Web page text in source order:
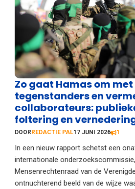
Zo gaat Hamas om met
tegenstanders en
collaborateurs:
foltering en
DOOR REDACTIE PAL17 JUNI 2026 1
In een nieuw rapport schetst een
internationale
Mensenrechtenraad van de
ontnuchterend beeld van de wijze